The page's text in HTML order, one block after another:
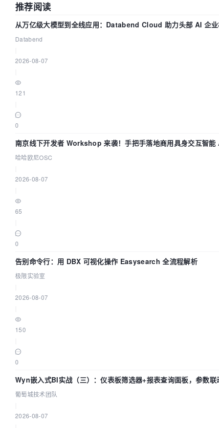
推荐阅读
从万亿级大模型到全线应用：Databend Cloud 助力头部 AI 企
Databend
2026-08-07
121
0
南京线下开发者 Workshop 来袭！手把手落地商用具身交互智
哈哈欧尼OSC
2026-08-07
65
0
告别命令行：用 DBX 可视化操作 Easysearch 全流程解析
极限实验室
2026-08-07
150
0
Wyn嵌入式BI实战（三）：仪表板筛选器+报表查询面板，参数联
葡萄城技术团队
2026-08-07